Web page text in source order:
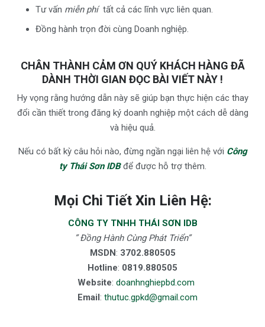
Tư vấn miễn phítất cả các lĩnh vực liên quan.
Đồng hành trọn đời cùng Doanh nghiệp.
CHÂN THÀNH CẢM ƠN QUÝ KHÁCH HÀNG ĐÃ
DÀNH THỜI GIAN ĐỌC BÀI VIẾT NÀY !
Hy vọng rằng hướng dẫn này sẽ giúp bạn thực hiện các thay
đổi cần thiết trong đăng ký doanh nghiệp một cách dễ dàng
và hiệu quả.
Nếu có bất kỳ câu hỏi nào, đừng ngần ngại liên hệ với Công
ty Thái Sơn IDBđể được hỗ trợ thêm.
Mọi Chi Tiết Xin Liên Hệ:
CÔNG TY TNHH THÁI SƠN IDB
” Đồng Hành Cùng Phát Triển”
MSDN: 3702.880505
Hotline: 0819.880505
Website: doanhnghiepbd.com
Email: thutuc.gpkd@gmail.com